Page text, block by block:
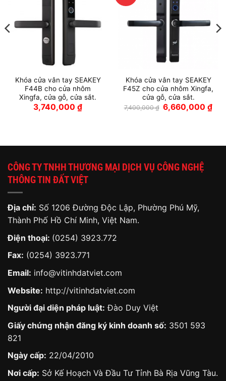
Khóa cửa vân tay SEAKEY
F44B cho cửa nhôm
Xingfa, cửa gỗ, cửa sắt.
3,740,000 ₫
Khóa cửa vân tay SEAKEY
F45Z cho cửa nhôm Xingfa,
cửa gỗ, cửa sắt.
7,400,000₫ Giá
gốc
6,660,000₫Giá
CÔNG TY TNHH THƯƠNG MẠI DỊCH VỤ CÔNG NGHỆ
THÔNG TIN ĐẤT VIỆT
Địa chỉ: Số 1206 Đường Độc Lập, Phường Phú Mỹ,
Thành Phố Hồ Chí Minh, Việt Nam.
Điện thoại: (0254) 3923.772
Fax: (0254) 3923.771
Email: info@vitinhdatviet.com
Website: http://vitinhdatviet.com
Người đại diện pháp luật: Đào Duy Việt
Giấy chứng nhận đăng ký kinh doanh số: 3501 593
821
Ngày cấp: 22/04/2010
Nơi cấp: Sở Kế Hoạch Và Đầu Tư Tỉnh Bà Rịa Vũng Tàu.